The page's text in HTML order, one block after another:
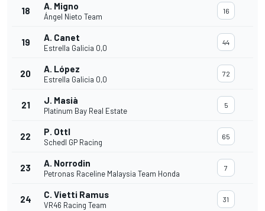
18 A. Migno
Ángel Nieto Team
16
19 A. Canet
Estrella Galicia 0,0
44
20 A. López
Estrella Galicia 0,0
72
21 J. Masià
Platinum Bay Real Estate
5
22 P. Ottl
Schedl GP Racing
65
23 A. Norrodin
Petronas Raceline Malaysia Team Honda
7
24 C. Vietti Ramus
VR46 Racing Team
31